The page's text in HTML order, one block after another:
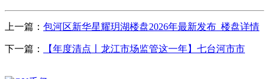
上一篇： 包河区新华星耀玥湖楼盘2026年最新发布_楼盘详情
下一篇： 【年度清点丨龙江市场监管这一年】七台河市市